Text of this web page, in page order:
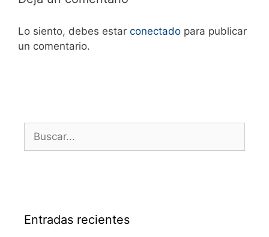
Lo siento, debes estar conectado para publicar
un comentario.
Entradas recientes